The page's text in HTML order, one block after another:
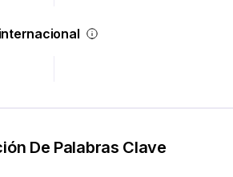
De Palabras Clave